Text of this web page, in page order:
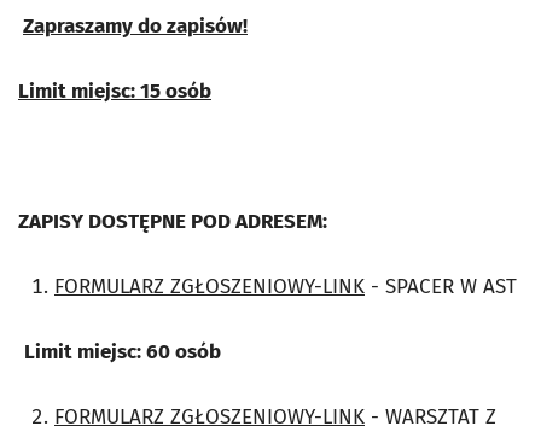
Zapraszamy do zapisów!
Limit miejsc: 15 osób
ZAPISY DOSTĘPNE POD ADRESEM:
FORMULARZ ZGŁOSZENIOWY-LINK - SPACER W AST
Limit miejsc: 60 osób
FORMULARZ ZGŁOSZENIOWY-LINK - WARSZTAT Z